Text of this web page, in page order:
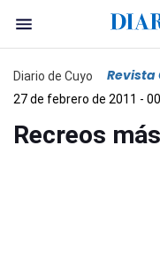
Diario de Cuyo Revista
27 de febrero de 2011 -
Recreos